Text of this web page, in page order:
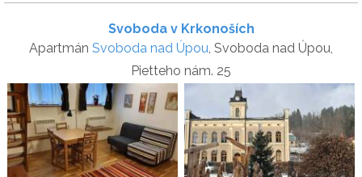
Svoboda v Krkonoších
Apartmán Svoboda nad Úpou, Svoboda nad Úpou,
Pietteho nám. 25